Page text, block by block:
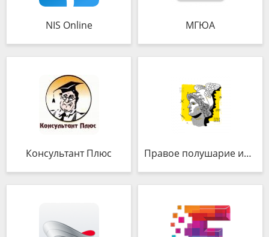
NIS Online МГЮА
Консультант Плюс Правое полушарие интроверта